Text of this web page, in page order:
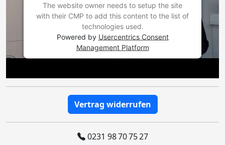
The website owner needs to setup the site
with their CMP to add this content to the list of
technologies used.
Powered by Usercentrics Consent
Management Platform
Vertrag widerrufen
0231 98 70 75 27